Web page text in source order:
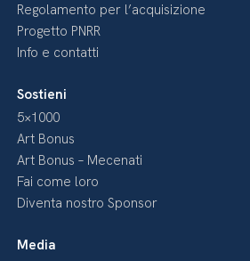
Regolamento per l’acquisizione
Progetto PNRR
Info e contatti
Sostieni
5×1000
Art Bonus
Art Bonus – Mecenati
Fai come loro
Diventa nostro Sponsor
Media